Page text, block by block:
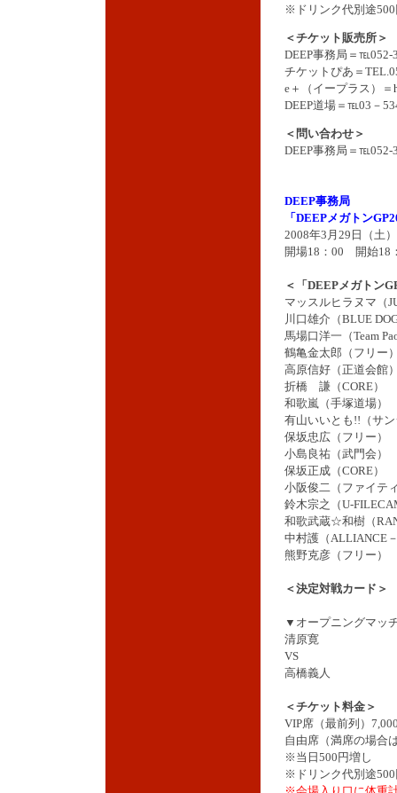
※ドリンク代別途
＜チケット販売所＞
DEEP事務局＝℡052-
チケットぴあ＝
e＋（イープラス）＝
DEEP道場＝℡03－
＜問い合わせ＞
DEEP事務局＝℡052-
DEEP事務局
「DEEPメガトン
2008年3月29日（土
開場18：00 開始18
＜「DEEPメガトン
マッスルヒラヌマ（
川口雄介（BLUE
馬場口洋一（Team
鶴亀金太郎（フリー
高原信好（正道会館
折橋 謙（CORE）
和歌嵐（手塚道場）
有山いいとも!!（サ
保坂忠広（フリー）
小島良祐（武門会）
保坂正成（CORE）
小阪俊二（ファイテ
鈴木宗之（U-
和歌武蔵☆和樹（
中村護 （ALLIANCE
熊野克彦（フリー）
＜決定対戦カード＞
▼オープニングマッ
清原寛
VS
高橋義人
＜チケット料金＞
VIP席（最前列）
自由席（満席の場合
※当日500円増し
※ドリンク代別途